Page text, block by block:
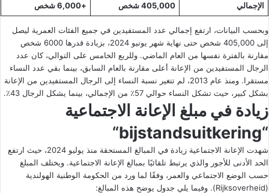
الإجمالي 405,000 شخص +6,000 شخص
وبحسب البيانات، ارتفع إجمالي عدد المستفيدين في جميع الفئات العمرية ليصل
إلى 405,000 شخص حتى نهاية شهر يونيو 2024، بزيادة قدرها 6000 شخص
مقارنة بالفترة نفسها من العام الماضي. وللربع الخامس على التوالي، كان عدد
الرجال المستفيدين من الإعانة أعلى مقارنة بالعام السابق، بينما بقي عدد النساء
مستقرا. ومنذ عام 2013، لم تتغير نسبة النساء إلى الرجال المستفيدين من الإعانة
بشكل كبير، حيث تشكل النساء حوالي 57٪ من الإجمالي، بينما يشكل الرجال 43٪.
زيادة في مبلغ الإعانة الاجتماعية
“
bijstandsuitkering
“
شهدت الإعانة الاجتماعية زيادة في المبالغ المستحقة منذ يوليو 2024، حيث ارتفع
الحد الأدنى للأجور والذي يرتبط تلقائيًا بمبالغ الإعانة الاجتماعية. ويختلف المبلغ
حسب الوضع الاجتماعي والعمر، وفقًا لما ورد من الحكومة الوطنية الهولندية
(Rijksoverheid). وفيما يلي جدول يوضح هذه المبالغ: